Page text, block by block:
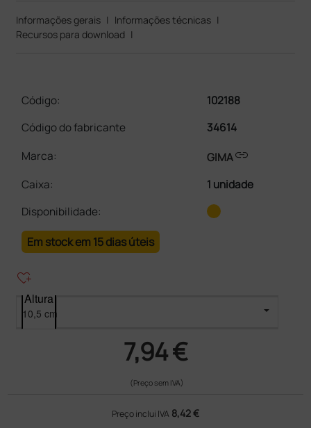
Informações gerais | Informações técnicas |
Recursos para download |
Código:
102188
Código do fabricante
34614
Marca:
GIMAlink
Caixa:
1 unidade
Disponibilidade:
Em stock em 15 dias úteis
heart_plus
Altura
7,94 €
(Preço sem IVA)
Preço inclui IVA 8,42 €